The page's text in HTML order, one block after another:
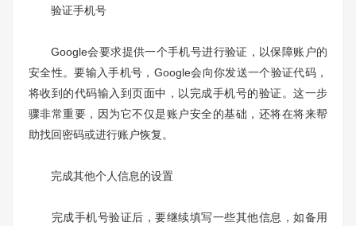
验证手机号
Google会要求提供一个手机号进行验证，以保障账户的
安全性。要输入手机号，Google会向你发送一个验证代码，
将收到的代码输入到页面中，以完成手机号的验证。这一步
骤非常重要，因为它不仅是账户安全的基础，还将在将来帮
助找回密码或进行账户恢复。
完成其他个人信息的设置
完成手机号验证后，要继续填写一些其他信息，如备用